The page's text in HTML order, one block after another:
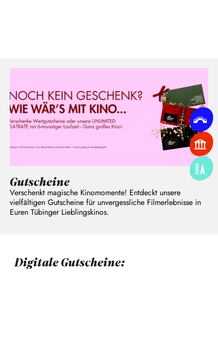
Gutscheine
Verschenkt magische Kinomomente! Entdeckt unsere
vielfältigen Gutscheine für unvergessliche Filmerlebnisse in
Euren Tübinger Lieblingskinos.
Digitale Gutscheine: